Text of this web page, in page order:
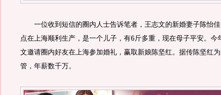
一位收到短信的圈内人士告诉笔者，王志文的新婚妻子陈怡
点在上海顺利生产，是一个儿子，有6斤多重，现在母子平安。今
文邀请圈内好友在上海参加婚礼，赢取新娘陈坚红。据传陈坚红
管，年薪数千万。